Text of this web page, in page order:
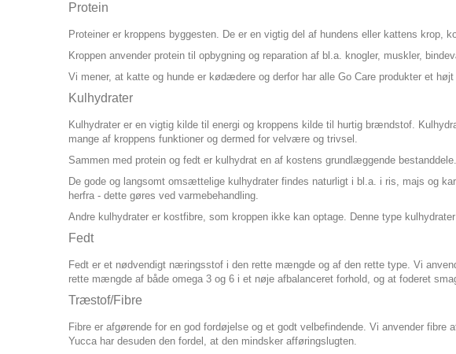
Protein
Proteiner er kroppens byggesten. De er en vigtig del af hundens eller kattens krop,
Kroppen anvender protein til opbygning og reparation af bl.a. knogler, muskler,
Vi mener, at katte og hunde er kødædere og derfor har alle Go Care produkter et
Kulhydrater
Kulhydrater er en vigtig kilde til energi og kroppens kilde til hurtig brændstof.
mange af kroppens funktioner og dermed for velvære og trivsel.
Sammen med protein og fedt er kulhydrat en af kostens grundlæggende bestanddele.
De gode og langsomt omsættelige kulhydrater findes naturligt i bl.a. i ris, majs og
herfra - dette gøres ved varmebehandling.
Andre kulhydrater er kostfibre, som kroppen ikke kan optage. Denne type
Fedt
Fedt er et nødvendigt næringsstof i den rette mængde og af den rette type. Vi
rette mængde af både omega 3 og 6 i et nøje afbalanceret forhold, og at foderet
Træstof/Fibre
Fibre er afgørende for en god fordøjelse og et godt velbefindende. Vi anvender
Yucca har desuden den fordel, at den mindsker afføringslugten.